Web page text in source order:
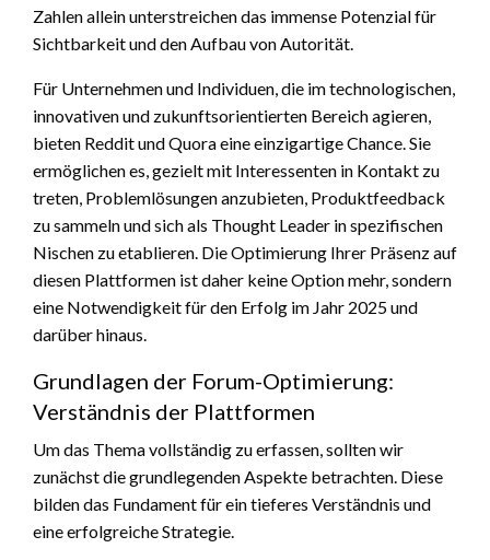
Zahlen allein unterstreichen das immense Potenzial für
Sichtbarkeit und den Aufbau von Autorität.
Für Unternehmen und Individuen, die im technologischen,
innovativen und zukunftsorientierten Bereich agieren,
bieten Reddit und Quora eine einzigartige Chance. Sie
ermöglichen es, gezielt mit Interessenten in Kontakt zu
treten, Problemlösungen anzubieten, Produktfeedback
zu sammeln und sich als Thought Leader in spezifischen
Nischen zu etablieren. Die Optimierung Ihrer Präsenz auf
diesen Plattformen ist daher keine Option mehr, sondern
eine Notwendigkeit für den Erfolg im Jahr 2025 und
darüber hinaus.
Grundlagen der Forum-Optimierung:
Verständnis der Plattformen
Um das Thema vollständig zu erfassen, sollten wir
zunächst die grundlegenden Aspekte betrachten. Diese
bilden das Fundament für ein tieferes Verständnis und
eine erfolgreiche Strategie.